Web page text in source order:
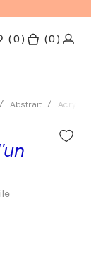
(0 ) ( 0 )
Abstrait